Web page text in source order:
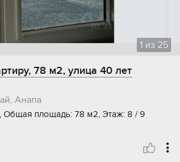
1 из 25
78 м2, улица 40 лет
Анапа
Общая площадь: 78 м2, Этаж: 8 / 9